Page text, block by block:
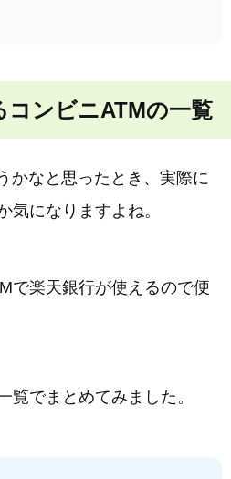
コンビニATMの一覧
かなと思ったとき、実際に
気になりますよね。
で楽天銀行が使えるので便
覧でまとめてみました。